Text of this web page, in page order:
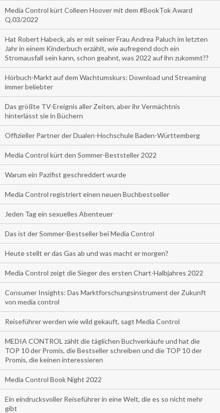
Media Control kürt Colleen Hoover mit dem #BookTok Award
Q.03/2022
Hat Robert Habeck, als er mit seiner Frau Andrea Paluch im letzten
Jahr in einem Kinderbuch erzählt, wie aufregend doch ein
Stromausfall sein kann, schon geahnt, was 2022 auf ihn zukommt??
Hörbuch-Markt auf dem Wachtumskurs: Download und Streaming
immer beliebter
Das größte TV-Ereignis aller Zeiten, aber ihr Vermächtnis
hinterlässt sie in Büchern
Offizieller Partner der Dualen-Hochschule Baden-Württemberg
Media Control kürt den Sommer-Beststeller 2022
Warum ein Pazifist geschreddert wurde
Media Control registriert einen neuen Buchbestseller
Jeden Tag ein sexuelles Abenteuer
Das ist der Sommer-Bestseller bei Media Control
Heute stellt er das Gas ab und was macht er morgen?
Media Control zeigt die Sieger des ersten Chart-Halbjahres 2022
Consumer Insights: Das Marktforschungsinstrument der Zukunft
von media control
Reiseführer werden wie wild gekauft, sagt Media Control
MEDIA CONTROL zählt die täglichen Buchverkäufe und hat die
TOP 10 der Promis, die Bestseller schreiben und die TOP 10 der
Promis, die keinen interessieren
Media Control Book Night 2022
Ein eindrucksvoller Reiseführer in eine Welt, die es so nicht mehr
gibt